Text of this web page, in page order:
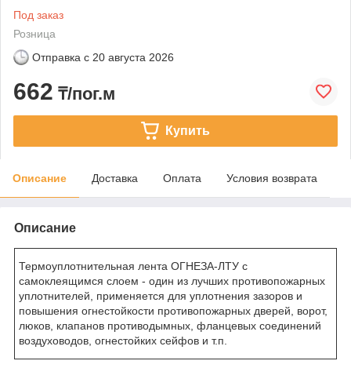
Под заказ
Розница
Отправка с 20 августа 2026
662 ₸/пог.м
Купить
Описание Доставка Оплата Условия возврата
Описание
Термоуплотнительная лента ОГНЕЗА-ЛТУ с
самоклеящимся слоем - один из лучших противопожарных
уплотнителей, применяется для уплотнения зазоров и
повышения огнестойкости противопожарных дверей, ворот,
люков, клапанов противодымных, фланцевых соединений
воздуховодов, огнестойких сейфов и т.п.